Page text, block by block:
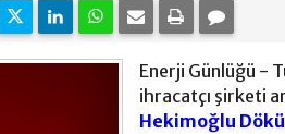
Enerji Günlüğü -
ihracatçı şirketi
Hekimoğlu